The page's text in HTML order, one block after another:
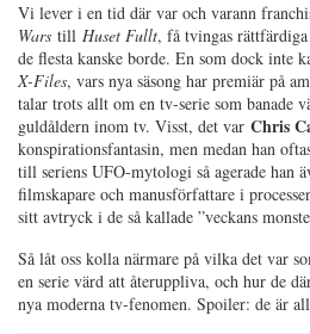
Vi lever i en tid där var och varann
Wars till Huset Fullt, få tvingas
de flesta kanske borde. En som dock inte
X-Files, vars nya säsong har premiär på
talar trots allt om en tv-serie som banade
guldåldern inom tv. Visst, det var Chris
konspirationsfantasin, men medan han
till seriens UFO-mytologi så agerade han
filmskapare och manusförfattare i
sitt avtryck i de så kallade ”veckans
Så låt oss kolla närmare på vilka det var
en serie värd att återuppliva, och hur de
nya moderna tv-fenomen. Spoiler: de är